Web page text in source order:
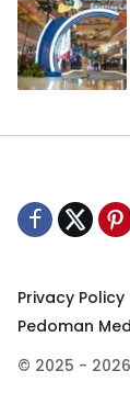
Privacy Policy
Pedoman
© 2025 -